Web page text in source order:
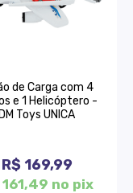
de Carga com 4
e 1 Helicóptero -
DM Toys UNICA
R$ 169,99
161,49 no pix